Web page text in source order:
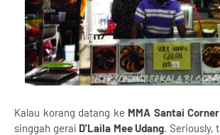
Kalau korang datang ke MMA Santai
singgah gerai D'Laila Mee Udang. Seriously,